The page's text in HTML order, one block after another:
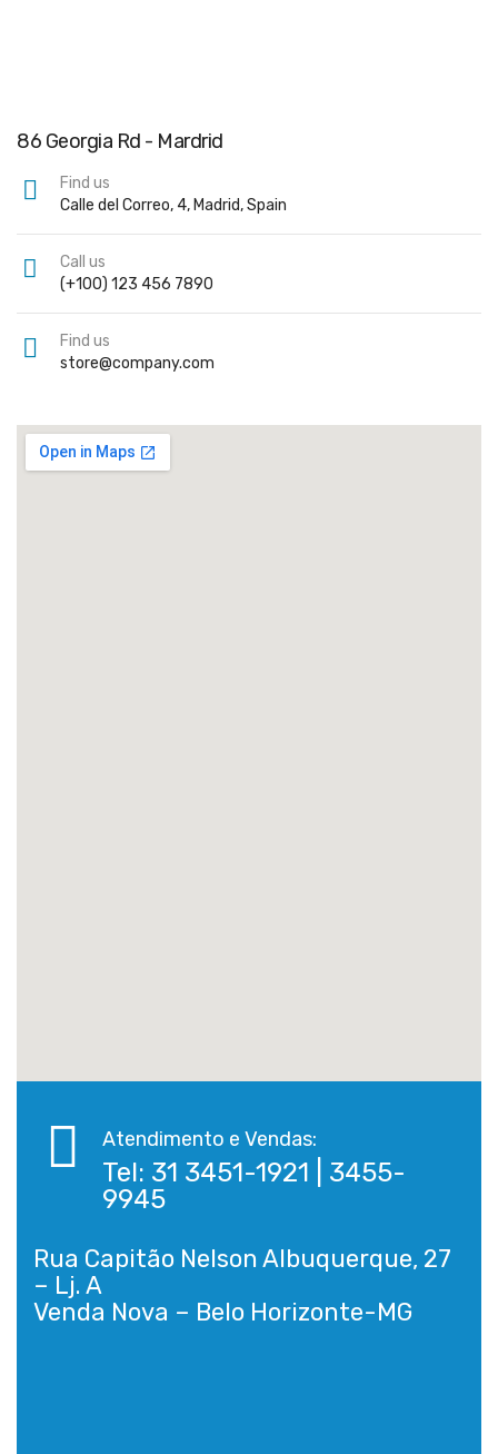
86 Georgia Rd - Mardrid
Find us
Calle del Correo, 4, Madrid, Spain
Call us
(+100) 123 456 7890
Find us
store@company.com
Atendimento e Vendas:
Tel: 31 3451-1921 | 3455-
9945
Rua Capitão Nelson Albuquerque, 27
– Lj. A